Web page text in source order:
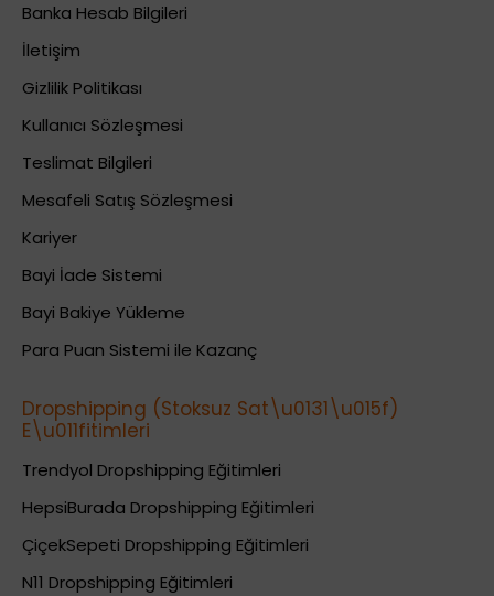
Banka Hesab Bilgileri
İletişim
Gizlilik Politikası
Kullanıcı Sözleşmesi
Teslimat Bilgileri
Mesafeli Satış Sözleşmesi
Kariyer
Bayi İade Sistemi
Bayi Bakiye Yükleme
Para Puan Sistemi ile Kazanç
Dropshipping (Stoksuz Sat\u0131\u015f)
E\u011fitimleri
Trendyol Dropshipping Eğitimleri
HepsiBurada Dropshipping Eğitimleri
ÇiçekSepeti Dropshipping Eğitimleri
N11 Dropshipping Eğitimleri